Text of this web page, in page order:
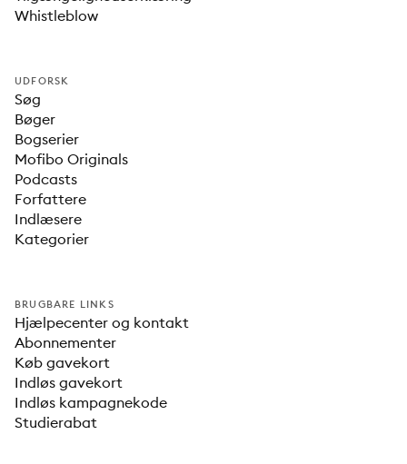
Whistleblow
UDFORSK
Søg
Bøger
Bogserier
Mofibo Originals
Podcasts
Forfattere
Indlæsere
Kategorier
BRUGBARE LINKS
Hjælpecenter og kontakt
Abonnementer
Køb gavekort
Indløs gavekort
Indløs kampagnekode
Studierabat